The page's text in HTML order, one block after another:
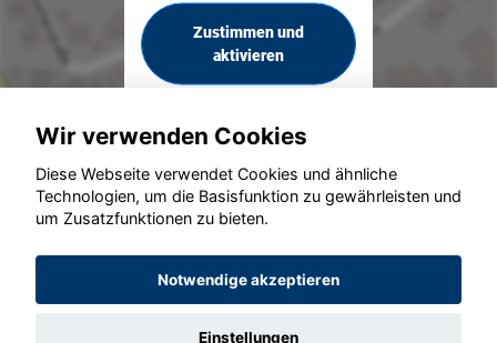
Zustimmen und
aktivieren
© konjunkturmotor.de GmbH 2020 - 2026
Wir verwenden Cookies
Diese Webseite verwendet Cookies und ähnliche
Technologien, um die Basisfunktion zu gewährleisten und
um Zusatzfunktionen zu bieten.
Notwendige akzeptieren
Einstellungen